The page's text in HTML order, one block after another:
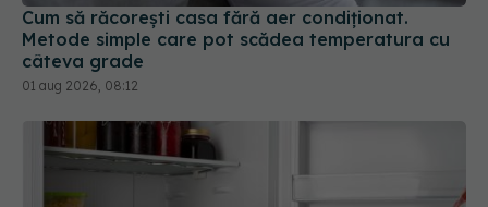
câteva grade
01 aug 2026, 08:12